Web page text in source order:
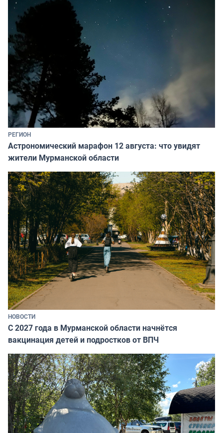
РЕГИОН
Астрономический марафон 12 августа: что увидят
жители Мурманской области
НОВОСТИ
С 2027 года в Мурманской области начнётся
вакцинация детей и подростков от ВПЧ